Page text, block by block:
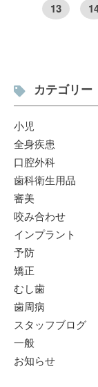
13
カテゴリー
小児
全身疾患
口腔外科
歯科衛生用品
審美
咬み合わせ
インプラント
予防
矯正
むし歯
歯周病
スタッフブログ
一般
お知らせ